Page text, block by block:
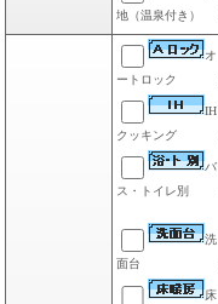
地（温泉付き）
オ
ートロック
IH
クッキング
バ
ス・トイレ別
洗
面台
床